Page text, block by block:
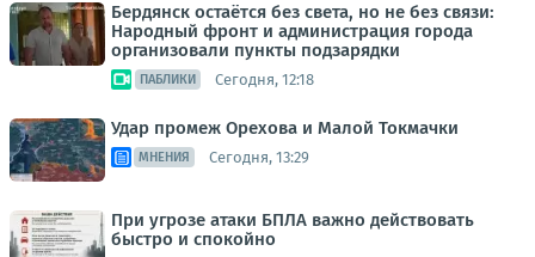
Бердянск остаётся без света, но не без связи:
Народный фронт и администрация города
организовали пункты подзарядки
ПАБЛИКИ Сегодня, 12:18
Удар промеж Орехова и Малой Токмачки
МНЕНИЯ Сегодня, 13:29
При угрозе атаки БПЛА важно действовать
быстро и спокойно